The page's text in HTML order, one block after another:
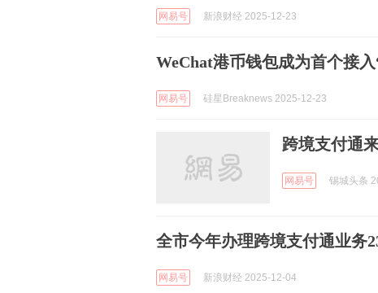
网易号 新浪财经 2025-12-23
WeChat港币钱包成为首个接
网易号 硅星Breaknews 2025-12-23
跨境支付通
网易号 锡城头条
全市今年办理跨境支付通业务
网易号 新浪财经 2025-12-04